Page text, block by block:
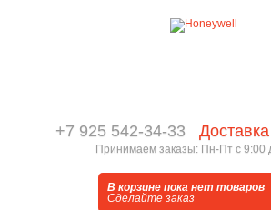
+7 925 542-34-33 Доставка
Принимаем заказы: Пн-Пт с 9:00
В корзине пока нет товаров
Сделайте заказ